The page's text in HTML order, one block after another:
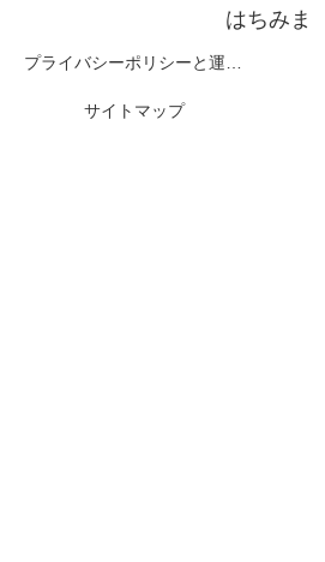
はちみま
サイトマップ